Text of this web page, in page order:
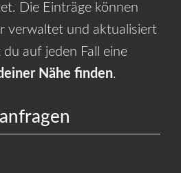
Die Einträge können
verwaltet und aktualisiert
auf jeden Fall eine
Nähe finden.